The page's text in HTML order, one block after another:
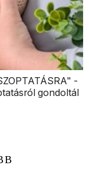
-
gondoltál